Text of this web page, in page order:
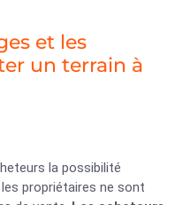
et les
un terrain à
la possibilité
propriétaires ne sont